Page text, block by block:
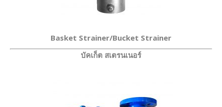
Basket Strainer/Bucket Strainer
บัคเก็ต สเตรนเนอร์